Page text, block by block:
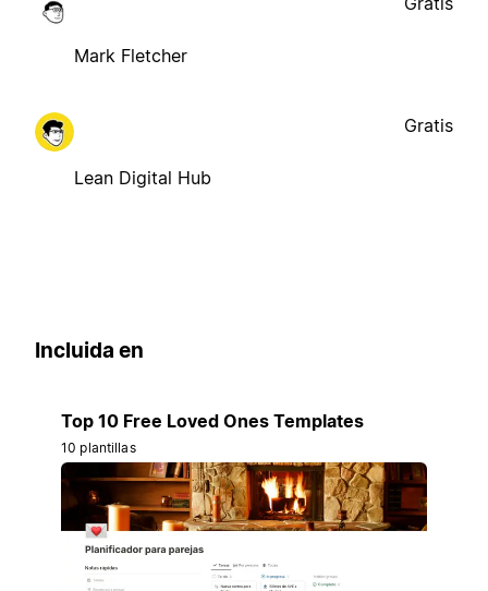
Mark Fletcher
Lean Digital Hub
Gratis
Incluida en
Top 10 Free Loved Ones Templates
10 plantillas